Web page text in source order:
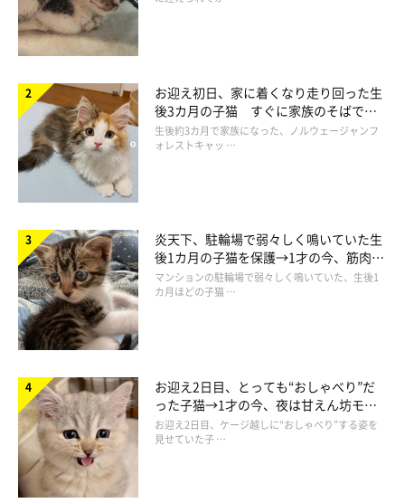
お迎え初日、家に着くなり走り回った生
後3カ月の子猫 すぐに家族のそばで落
ち着く姿に「迎えてよかった」
生後約3カ月で家族になった、ノルウェージャンフ
ォレストキャッ …
炎天下、駐輪場で弱々しく鳴いていた生
後1カ月の子猫を保護→1才の今、筋肉質
でツンデレなコに成長
マンションの駐輪場で弱々しく鳴いていた、生後1
カ月ほどの子猫 …
お迎え2日目、とっても“おしゃべり”だ
った子猫→1才の今、夜は甘えん坊モー
ドになるコに成長！
お迎え2日目、ケージ越しに“おしゃべり”する姿を
見せていた子 …